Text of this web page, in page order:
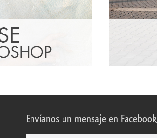
Envíanos un mensaje en Facebook